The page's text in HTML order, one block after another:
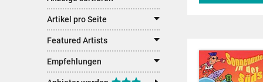
Artikel pro Seite
Featured Artists
Empfehlungen